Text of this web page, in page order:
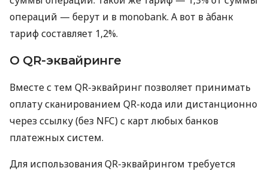
операций — берут и в monobank. А вот в àбанк
тариф составляет 1,2%.
О QR-эквайринге
Вместе с тем QR-эквайринг позволяет принимать
оплату сканированием QR-кода или дистанционно
через ссылку (без NFC) с карт любых банков
платежных систем.
Для использования QR-эквайрингом требуется